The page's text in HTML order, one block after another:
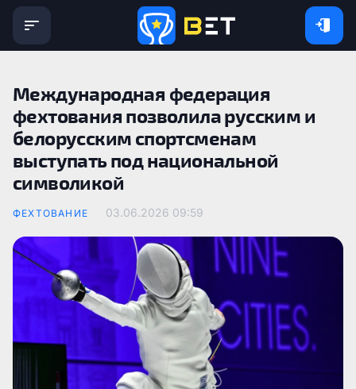
Международная федерация
фехтования позволила русским и
белорусским спортсменам
выступать под национальной
символикой
ФЕХТОВАНИЕ 03.06.2026 09:59